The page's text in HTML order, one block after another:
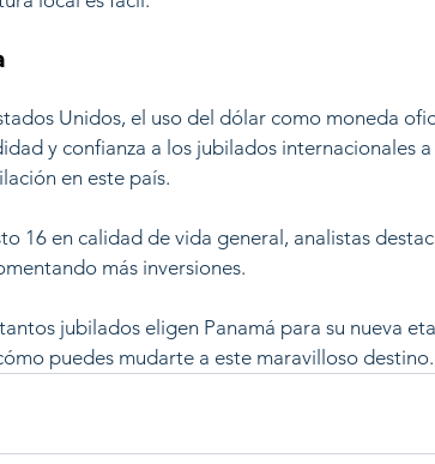
Unidos, el uso del dólar como moneda
y confianza a los jubilados internacionales
en este país.
16 en calidad de vida general, analistas
más inversiones.
jubilados eligen Panamá para su nueva
puedes mudarte a este maravilloso destino.